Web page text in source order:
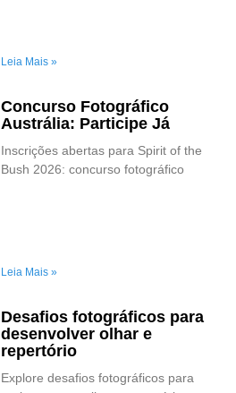
Leia Mais »
Concurso Fotográfico
Austrália: Participe Já
Inscrições abertas para Spirit of the
Bush 2026: concurso fotográfico
Leia Mais »
Desafios fotográficos para
desenvolver olhar e
repertório
Explore desafios fotográficos para